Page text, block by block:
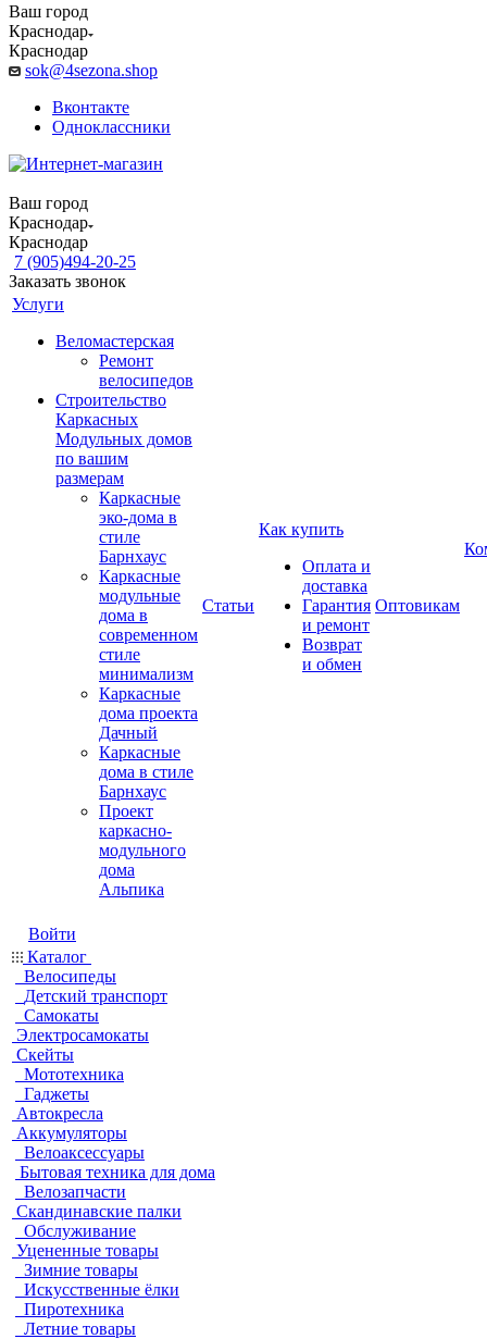
Ваш город
Краснодар
Краснодар
sok@4sezona.shop
Вконтакте
Одноклассники
Ваш город
Краснодар
Краснодар
7 (905)494-20-25
Заказать звонок
Услуги
Веломастерская
Ремонт
велосипедов
Строительство
Каркасных
Модульных домов
по вашим
размерам
Каркасные
эко-дома в
стиле
Барнхаус
Каркасные
модульные
дома в
современном
стиле
минимализм
Каркасные
дома проекта
Дачный
Каркасные
дома в стиле
Барнхаус
Проект
каркасно-
модульного
дома
Альпика
Статьи
Как купить
Оплата и
доставка
Гарантия
и ремонт
Возврат
и обмен
Оптовикам
Войти
Каталог
Велосипеды
Детский транспорт
Самокаты
Электросамокаты
Скейты
Мототехника
Гаджеты
Автокресла
Аккумуляторы
Велоаксессуары
Бытовая техника для дома
Велозапчасти
Скандинавские палки
Обслуживание
Уцененные товары
Зимние товары
Искусственные ёлки
Пиротехника
Летние товары